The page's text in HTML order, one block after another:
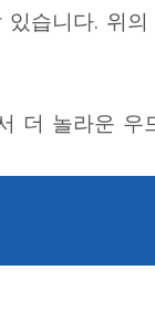
있습니다. 위
더 놀라운 우